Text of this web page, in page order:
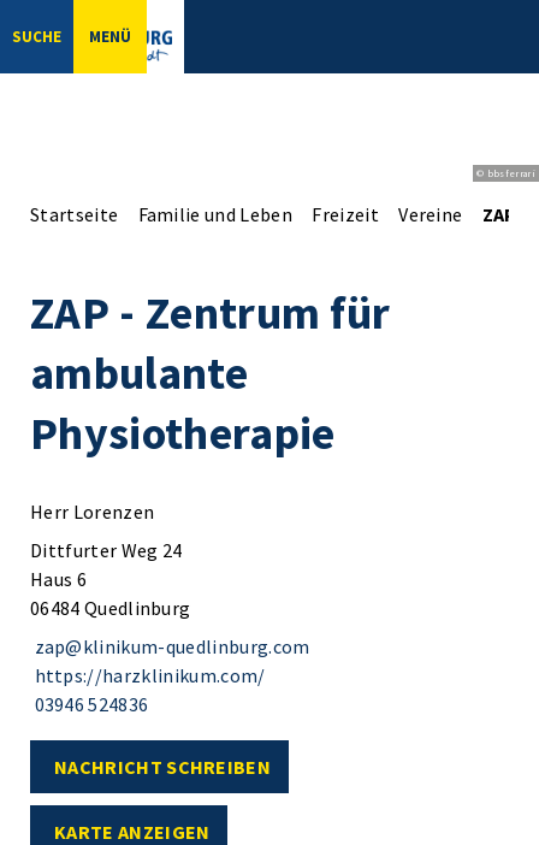
SUCHE MENÜ
© bbsferrari
Startseite Familie und Leben Freizeit Vereine ZAP
ZAP - Zentrum für
ambulante
Physiotherapie
Herr Lorenzen
Dittfurter Weg 24
Haus 6
06484 Quedlinburg
zap@klinikum-quedlinburg.com
https://harzklinikum.com/
03946 524836
NACHRICHT SCHREIBEN
KARTE ANZEIGEN